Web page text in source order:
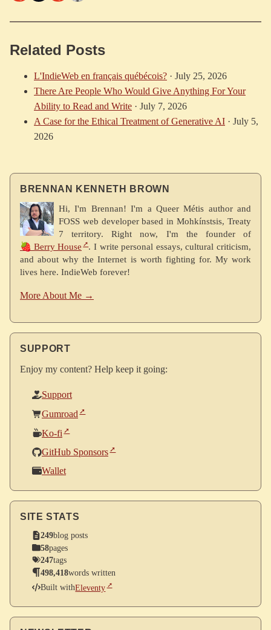
Related Posts
L'IndieWeb en français québécois? · July 25, 2026
There Are People Who Would Give Anything For Your
Ability to Read and Write · July 7, 2026
A Case for the Ethical Treatment of Generative AI · July 5,
2026
BRENNAN KENNETH BROWN
Hi, I'm Brennan! I'm a Queer Métis author and
FOSS web developer based in Mohkínstsis, Treaty
7 territory. Right now, I'm the founder of
🍓 Berry House
. I write personal essays, cultural criticism,
and about why the Internet is worth fighting for. My work
lives here. IndieWeb forever!
More About Me →
SUPPORT
Enjoy my content? Help keep it going:
Support
Gumroad
Ko-fi
GitHub Sponsors
Wallet
SITE STATS
249blog posts
58pages
247tags
498,418words written
Built withEleventy